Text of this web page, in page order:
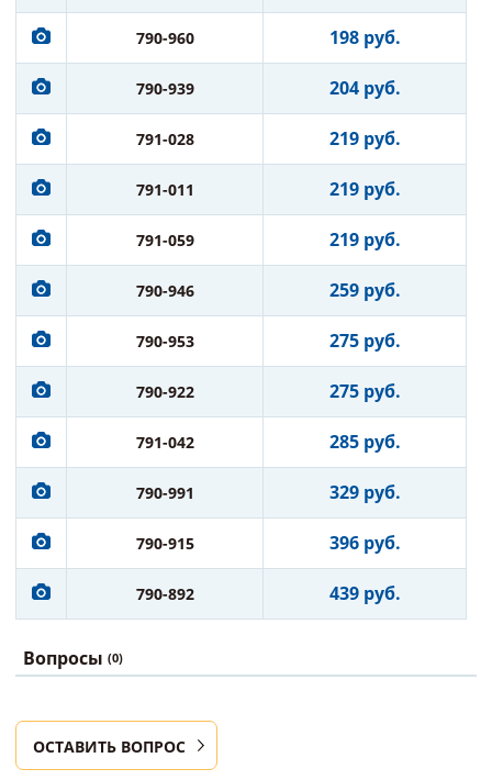
790-960 198 руб.
790-939 204 руб.
791-028 219 руб.
791-011 219 руб.
791-059 219 руб.
790-946 259 руб.
790-953 275 руб.
790-922 275 руб.
791-042 285 руб.
790-991 329 руб.
790-915 396 руб.
790-892 439 руб.
Вопросы (0)
ОСТАВИТЬ ВОПРОС